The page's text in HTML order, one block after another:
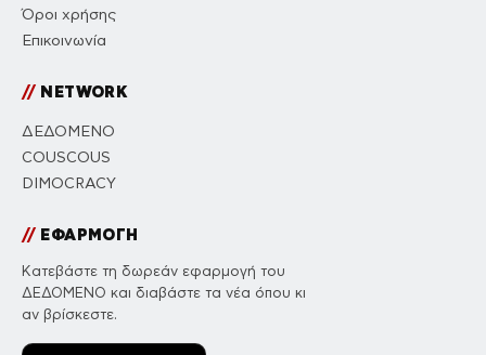
Όροι χρήσης
Επικοινωνία
//NETWORK
ΔΕΔΟΜΕΝΟ
COUSCOUS
DIMOCRACY
//ΕΦΑΡΜΟΓΗ
Κατεβάστε τη δωρεάν εφαρμογή του
ΔΕΔΟΜΕΝΟ και διαβάστε τα νέα όπου κι
αν βρίσκεστε.